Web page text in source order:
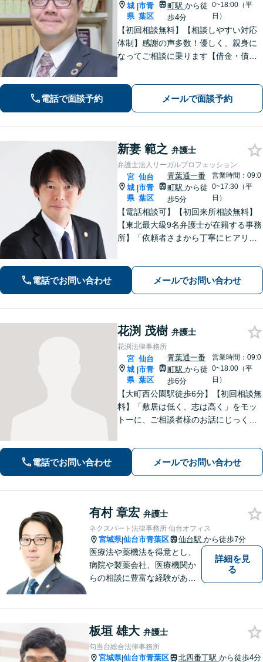
城
県
|市青
葉区
町駅 から徒
歩4分
0~18:00（平
日）
【初回相談無料】【相談しやすい対応
体制】感謝の声多数！優しく、親身に
なってご相談に乗ります【借金・債務
ートを【離婚問題】男性側からの相談
実績が豊富です【青葉通一番町駅4分】
電話で面談予約 メールで面談予約
新妻 範之 弁護士
弁護士法人リーガルプロフェッション
宮
城
県
|
仙台
市青
葉区
青葉通一番
町駅 から徒
歩5分
営業時間：09:0
0~17:30（平
日）
【電話相談可】【初回来所相談無料】
【東北最大級9名弁護士が在籍する事務
所】「依頼者さまから丁寧にヒアリン
可」多角的な視点で労働問題をサポー
ト【休日夜間相談可】【完全個室対
電話でお問い合わせ メールでお問い合わせ
花渕 茂樹 弁護士
花渕法律事務所
宮
城
県
|
仙台
市青
葉区
青葉通一番
町駅 から徒
歩6分
営業時間：09:0
0~18:00（平
日）
【大町西公園駅徒歩6分】【初回相談無
料】「敷居は低く、志は高く」をモッ
トーに、ご相談者様のお話にじっくり
と変え、未来を見据えて全力で伴走い
たします。【電話・メール・WEB相談
電話でお問い合わせ メールでお問い合わせ
有村 章宏 弁護士
ネクスパート法律事務所 仙台オフィス
宮城県|仙台市青葉区 仙台駅 から徒歩7分
医療法や薬機法を得意とし、
病院や製薬会社、医療機関か
らの相談に豊富な経験があり
ニケーション力」「リサーチ
力」をフルに用いて、真の救
済を目指します。【分割払い
詳細を見
る
板垣 雄大 弁護士
勾当台総合法律事務所
宮城県|仙台市青葉区 北四番丁駅 から徒歩4分